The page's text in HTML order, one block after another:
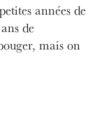
années de
de
mais on